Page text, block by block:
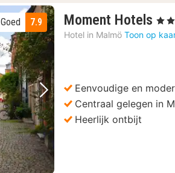
Volgende foto
7.9
Goed Moment Hotels 1
, 3
Hotel in Malmö Toon op
Eenvoudige en
Centraal gelegen in
Heerlijk ontbijt